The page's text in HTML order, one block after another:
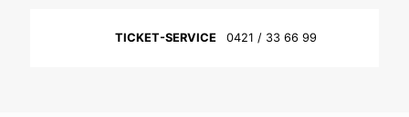
TICKET-SERVICE 0421 / 33 66 99